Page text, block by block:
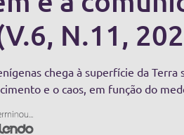
N.11,
chega à superfície da
e o caos, em função do